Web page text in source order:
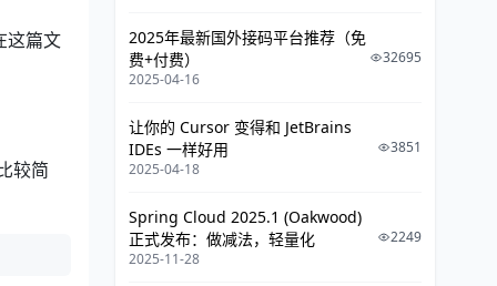
这篇文
较简
2025年最新国外接码平台推荐（免
费+付费）
2025-04-16
32695
让你的 Cursor 变得和 JetBrains
IDEs 一样好用
2025-04-18
3851
Spring Cloud 2025.1 (Oakwood)
正式发布：做减法，轻量化
2025-11-28
2249